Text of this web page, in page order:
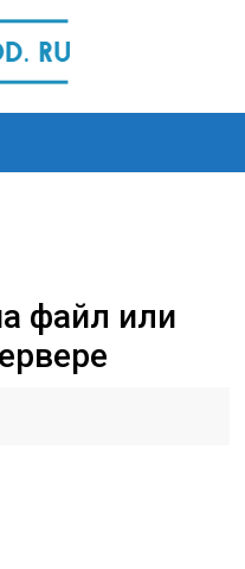
файл или